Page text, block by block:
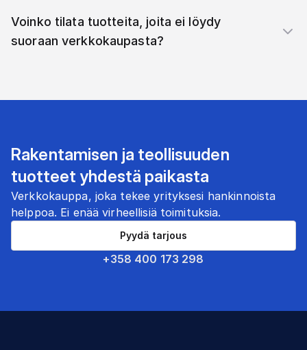
Voinko tilata tuotteita, joita ei löydy
suoraan verkkokaupasta?
Rakentamisen ja teollisuuden
tuotteet yhdestä paikasta
Verkkokauppa, joka tekee yrityksesi hankinnoista
helppoa. Ei enää virheellisiä toimituksia.
+358 400 173 298
Pyydä tarjous